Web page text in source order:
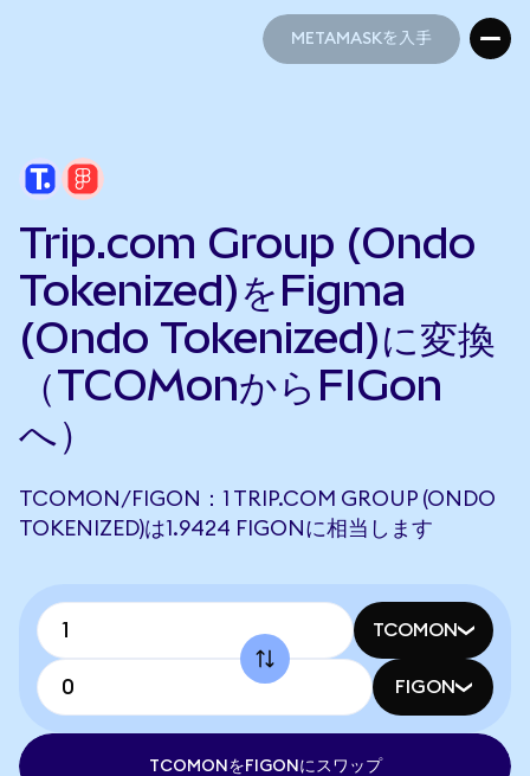
METAMASKを入手
Trip.com Group (Ondo
Tokenized)をFigma
(Ondo Tokenized)に変換
（TCOMonからFIGon
へ）
TCOMON/FIGON：1 TRIP.COM GROUP (ONDO
TOKENIZED)は1.9424 FIGONに相当します
TCOMON
FIGON
TCOMONをFIGONにスワップ